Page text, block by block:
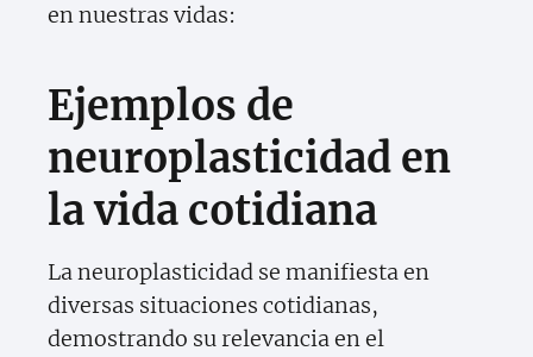
en nuestras vidas:
Ejemplos de
neuroplasticidad en
la vida cotidiana
La neuroplasticidad se manifiesta en
diversas situaciones cotidianas,
demostrando su relevancia en el